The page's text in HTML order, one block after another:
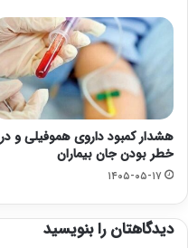
هشدار کمبود داروی هموفیلی و در
خطر بودن جان بیماران
۱۴۰۵-۰۵-۱۷
دیدگاهتان را بنویسید